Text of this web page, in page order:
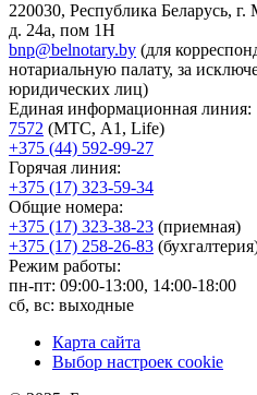
220030, Республика Беларусь,
д. 24а, пом 1Н
bnp@belnotary.by (для
нотариальную палату, за
юридических лиц)
Единая информационная линия:
7572 (МТС, A1, Life)
+375 (44) 592-99-27
Горячая линия:
+375 (17) 323-59-34
Общие номера:
+375 (17) 323-38-23 (приемная)
+375 (17) 258-26-83
Режим работы:
пн-пт: 09:00-13:00, 14:00-18:00
сб, вс: выходные
Карта сайта
Выбор настроек cookie